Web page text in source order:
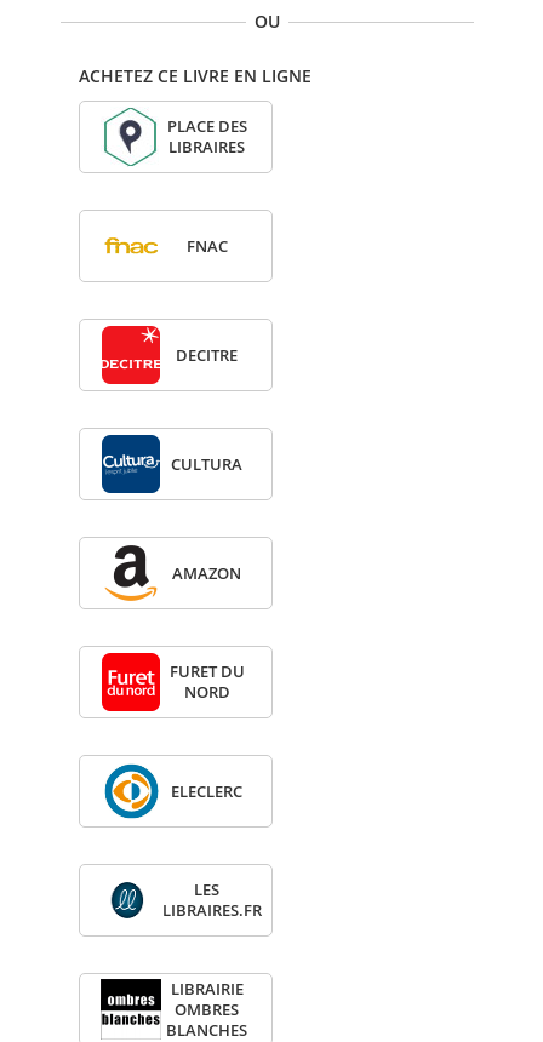
OU
ACHETEZ CE LIVRE EN LIGNE
PLACE DES
LIBRAIRES
FNAC
DECITRE
CULTURA
AMA­ZON
FURET DU
NORD
ELE­CLERC
LES
LIBRAIRES.FR
LIBRAI­RIE
OMBRES
BLANCHES